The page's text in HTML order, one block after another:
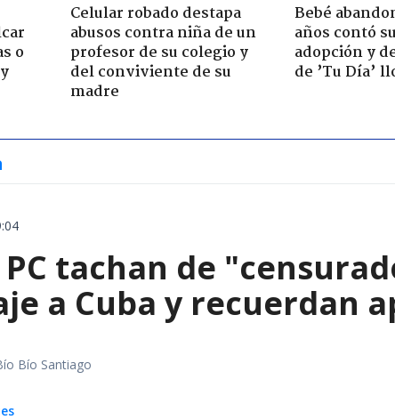
o
Celular robado destapa
abusos contra niña de un
profesor de su colegio y
del conviviente de su
madre
Bebé
años contó
adopción y
de ’Tu Día’
tachan de
a Cuba y recuerdan
Bío Santiago